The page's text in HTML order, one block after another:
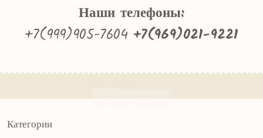
Наши телефоны:
+7(999)905-7604 +7(969)021-9221
Категории